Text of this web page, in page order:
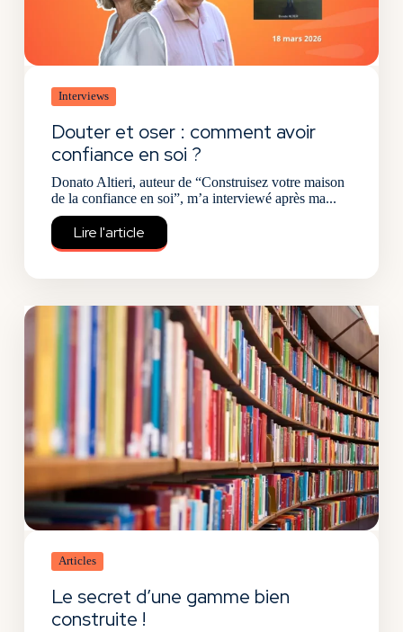
Interviews
Douter et oser : comment avoir
confiance en soi ?
Donato Altieri, auteur de “Construisez votre maison
de la confiance en soi”, m’a interviewé après ma...
Lire l'article
Articles
Le secret d’une gamme bien
construite !